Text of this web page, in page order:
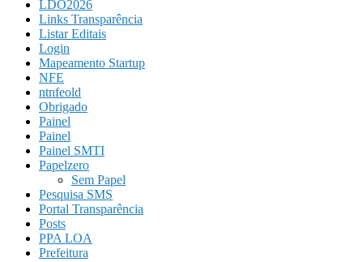
LDO2026
Links Transparência
Listar Editais
Login
Mapeamento Startup
NFE
ntnfeold
Obrigado
Painel
Painel
Painel SMTI
Papelzero
Sem Papel
Pesquisa SMS
Portal Transparência
Posts
PPA LOA
Prefeitura